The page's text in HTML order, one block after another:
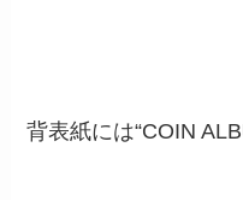
背表紙には“COIN